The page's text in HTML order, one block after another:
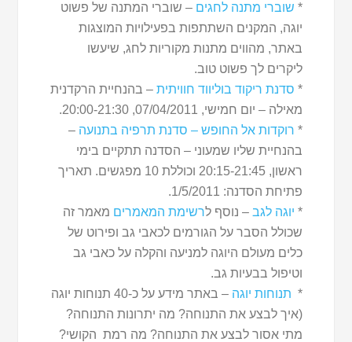
* שוברי מתנה לחגים – שוברי המתנה של פשוט
יוגה, המקנים השתתפות בפעילויות המוצגות
באתר, מהווים מתנות מקוריות לחג, שיעשו
ליקרים לך פשוט טוב.
* סדנת ריקוד בוליווד חוויתית – בהנחיית הרקדנית
מאילה – יום חמישי, 07/04/2011, 20:00-21:30.
* רוקדות אל החופש – סדנת תרפיה בתנועה –
בהנחיית שליו שמעוני – הסדנה תתקיים בימי
ראשון, 20:15-21:45 וכוללת 10 מפגשים. תאריך
פתיחת הסדנה: 1/5/2011.
* יוגה לגב – נוסף לרשימת המאמרים מאמר זה
שכולל הסבר על הגורמים לכאבי גב ופירוט של
כלים מעולם היוגה למניעה והקלה על כאבי גב
וטיפול בבעיות גב.
* תנוחות יוגה
– באתר מידע על כ-40 תנוחות יוגה
(איך לבצע את התנוחה? מה יתרונות התנוחה?
מתי אסור לבצע את התנוחה? מה רמת הקושי?